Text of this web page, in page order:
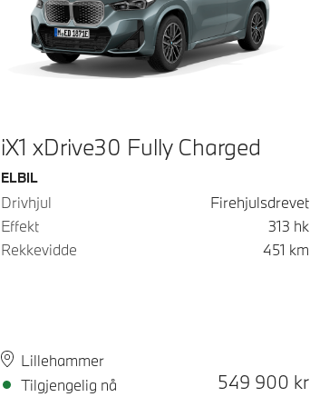
iX1 xDrive30 Fully Charged
Drivstoff
ELBIL
Drivhjul
Firehjulsdrevet
Effekt
313 hk
Rekkevidde
451 km
PlassLillehammer
Leveringstid
Tilgjengelig nå
Kontantpris
549 900 kr